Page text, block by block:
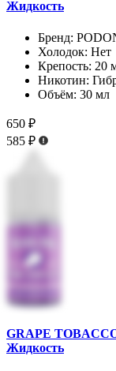
Жидкость
Бренд:
Холодок: Нет
Крепость: 20
Никотин:
Объём: 30 мл
650 ₽
585 ₽
GRAPE
Жидкость